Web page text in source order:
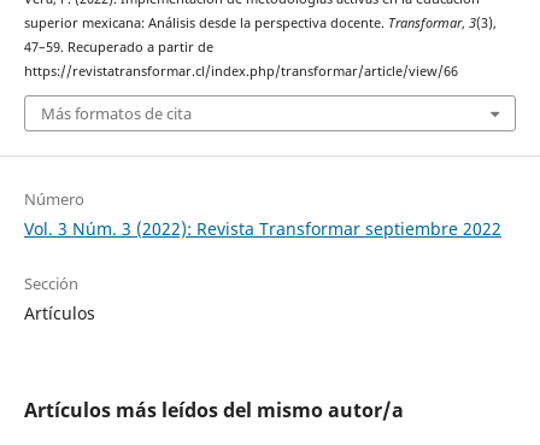
superior mexicana: Análisis desde la perspectiva docente. Transformar, 3(3),
47–59. Recuperado a partir de
https://revistatransformar.cl/index.php/transformar/article/view/66
Más formatos de cita
Número
Vol. 3 Núm. 3 (2022): Revista Transformar septiembre 2022
Sección
Artículos
Artículos más leídos del mismo autor/a